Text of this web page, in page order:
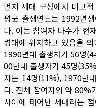
먼저 세대 구성에서 비교
평균 출생연도는 1992년
다. 이는 참여자 다수가 현
령대에 위치하고 있음을
1990년대 출생자가 56명
00년대 출생자가 45명
자는 14명(11%), 1970년
다. 전체 참여자의 약 80%
사이에 태어난 세대라는